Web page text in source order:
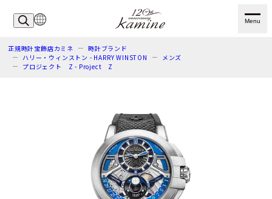
Menu
正規時計宝飾店カミネ
時計ブランド
ハリー・ウィンストン - HARRY WINSTON
メンズ
プロジェクト Z - Project Z